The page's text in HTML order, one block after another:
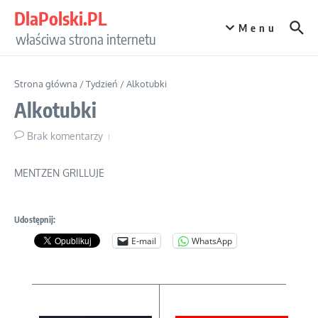
DlaPolski.PL
właściwa strona internetu
Menu
Strona główna /Tydzień /Alkotubki
Alkotubki
Brak komentarzy
MENTZEN GRILLUJE
Udostępnij:
E-mail WhatsApp